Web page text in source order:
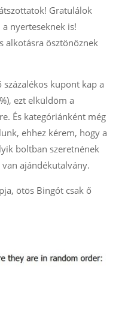
Gratulálok
nyerteseknek is!
alkotásra ösztönöznek
kupont kap a
ezt elküldöm a
És kategóriánként még
ehhez kérem, hogy a
boltban szeretnének
ajándékutalvány.
ötös Bingót csak ő